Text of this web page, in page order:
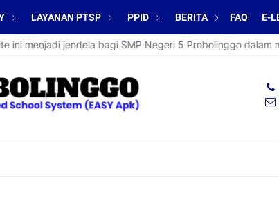
LAYANAN PTSP PPID BERITA FAQ E-
menjadi jendela bagi SMP Negeri 5 Probolinggo dalam